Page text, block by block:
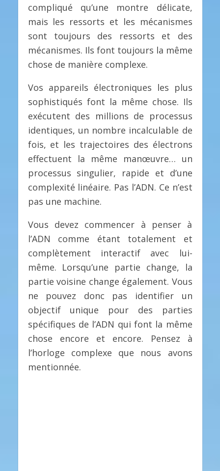
compliqué qu’une montre délicate,
mais les ressorts et les mécanismes
sont toujours des ressorts et des
mécanismes. Ils font toujours la même
chose de manière complexe.
Vos appareils électroniques les plus
sophistiqués font la même chose. Ils
exécutent des millions de processus
identiques, un nombre incalculable de
fois, et les trajectoires des électrons
effectuent la même manœuvre… un
processus singulier, rapide et d’une
complexité linéaire. Pas l’ADN. Ce n’est
pas une machine.
Vous devez commencer à penser à
l’ADN comme étant totalement et
complètement interactif avec lui-
même. Lorsqu’une partie change, la
partie voisine change également. Vous
ne pouvez donc pas identifier un
objectif unique pour des parties
spécifiques de l’ADN qui font la même
chose encore et encore. Pensez à
l’horloge complexe que nous avons
mentionnée.